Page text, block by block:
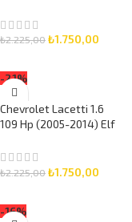
Bakım Seti 3 Parça Set
₺2.225,00₺1.750,00
-21%
Chevrolet Lacetti 1.6
109 Hp (2005-2014) Elf
Yağlı Bakım Seti 3 Parça
Set
₺2.225,00₺1.750,00
-16%